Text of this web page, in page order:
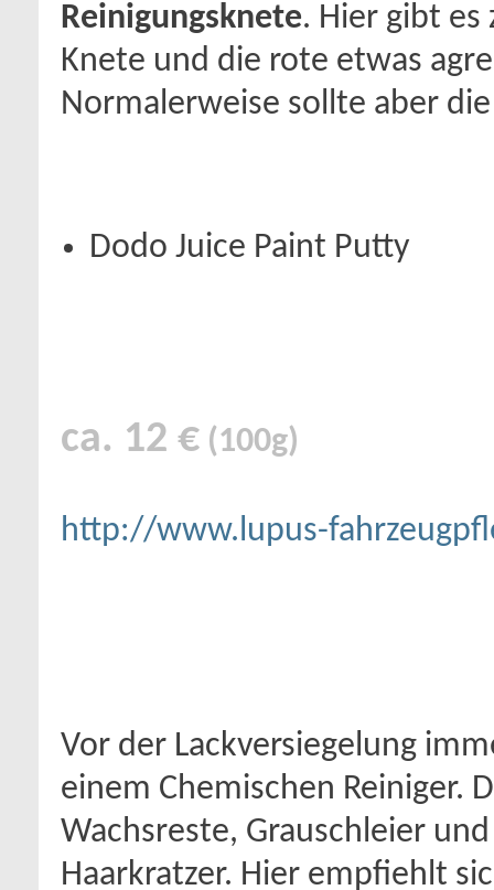
Reinigungsknete. Hier gibt
Knete und die rote etwas
Normalerweise sollte aber
Dodo Juice Paint Putty
ca. 12 € (100g)
http://www.lupus-
Vor der Lackversiegelung
einem Chemischen Reiniger.
Wachsreste, Grauschleier
Haarkratzer. Hier empfiehlt